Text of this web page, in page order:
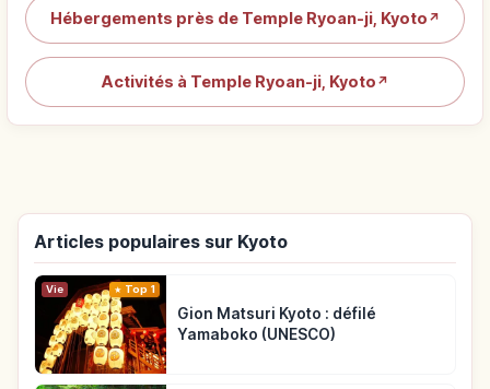
Hébergements près de Temple Ryoan-ji, Kyoto ↗
Activités à Temple Ryoan-ji, Kyoto ↗
Articles populaires sur Kyoto
Vie Top 1
Gion Matsuri Kyoto : défilé
Yamaboko (UNESCO)